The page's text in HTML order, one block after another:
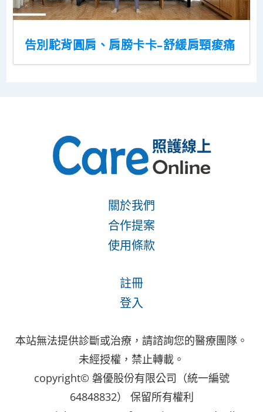
告別駝背圓肩、肩膀卡卡–舒緩肩頸痠痛
關於我們
合作提案
使用條款
註冊
登入
本站無法提供診斷或治療，請諮詢您的醫療團隊。
未經授權，禁止轉載。
copyright© 磐優股份有限公司（統一編號
64848832） 保留所有權利